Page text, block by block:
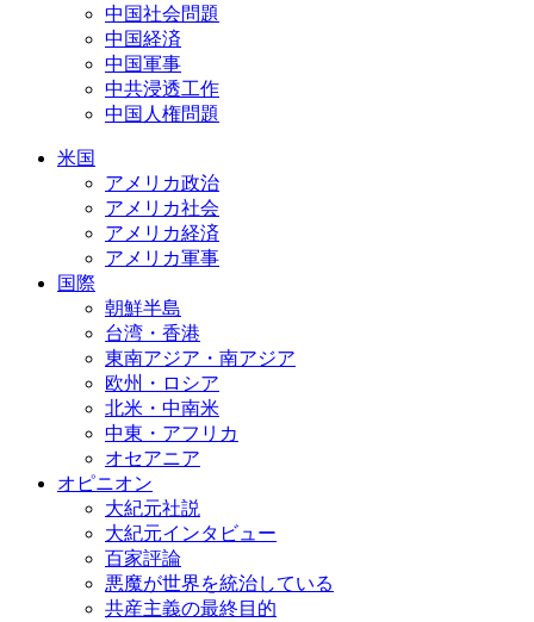
中国社会問題
中国経済
中国軍事
中共浸透工作
中国人権問題
米国
アメリカ政治
アメリカ社会
アメリカ経済
アメリカ軍事
国際
朝鮮半島
台湾・香港
東南アジア・南アジア
欧州・ロシア
北米・中南米
中東・アフリカ
オセアニア
オピニオン
大紀元社説
大紀元インタビュー
百家評論
悪魔が世界を統治している
共産主義の最終目的